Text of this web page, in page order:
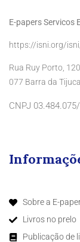
E-papers Servicos
https://isni.org/
Rua Ruy Porto,
077 Barra da
CNPJ
Sobre a E-
Livros no prelo
Publicação de